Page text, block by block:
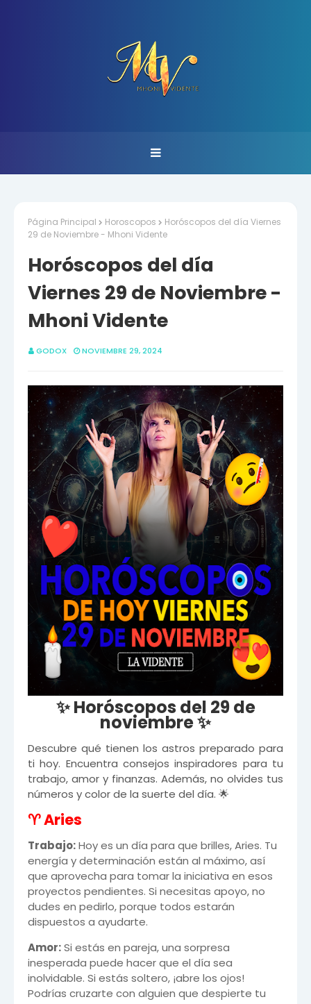
Página Principal Horoscopos
Horóscopos del día Viernes
29 de Noviembre - Mhoni Vidente
Horóscopos del día
Viernes 29 de Noviembre -
Mhoni Vidente
GODOX NOVIEMBRE 29, 2024
✨ Horóscopos del 29 de
noviembre ✨
Descubre qué tienen los astros preparado para
ti hoy. Encuentra consejos inspiradores para tu
trabajo, amor y finanzas. Además, no olvides tus
números y color de la suerte del día. 🌟
♈ Aries
Trabajo:Hoy es un día para que brilles, Aries. Tu
energía y determinación están al máximo, así
que aprovecha para tomar la iniciativa en esos
proyectos pendientes. Si necesitas apoyo, no
dudes en pedirlo, porque todos estarán
dispuestos a ayudarte.
Amor:Si estás en pareja, una sorpresa
inesperada puede hacer que el día sea
inolvidable. Si estás soltero, ¡abre los ojos!
Podrías cruzarte con alguien que despierte tu